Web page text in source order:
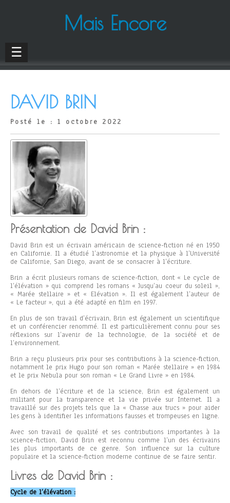
Mais Encore
☰
DAVID BRIN
Posté le : 1 octobre 2022
Présentation de David Brin :
David Brin est un écrivain américain de science-fiction né en 1950
en Californie. Il a étudié l’astronomie et la physique à l’Université
de Californie, San Diego, avant de se consacrer à l’écriture.
Brin a écrit plusieurs romans de science-fiction, dont « Le cycle de
l’élévation » qui comprend les romans « Jusqu’au coeur du soleil »,
« Marée stellaire » et « Elévation ». Il est également l’auteur de
« Le facteur », qui a été adapté en film en 1997.
En plus de son travail d’écrivain, Brin est également un scientifique
et un conférencier renommé. Il est particulièrement connu pour ses
réflexions sur l’avenir de la technologie, de la société et de
l’environnement.
Brin a reçu plusieurs prix pour ses contributions à la science-fiction,
notamment le prix Hugo pour son roman « Marée stellaire » en 1984
et le prix Nebula pour son roman « Le Grand Livre » en 1984.
En dehors de l’écriture et de la science, Brin est également un
militant pour la transparence et la vie privée sur Internet. Il a
travaillé sur des projets tels que la « Chasse aux trucs » pour aider
les gens à identifier les informations fausses et trompeuses en ligne.
Avec son travail de qualité et ses contributions importantes à la
science-fiction, David Brin est reconnu comme l’un des écrivains
les plus importants de ce genre. Son influence sur la culture
populaire et la science-fiction moderne continue de se faire sentir.
Livres de David Brin :
Cycle de l’élévation :